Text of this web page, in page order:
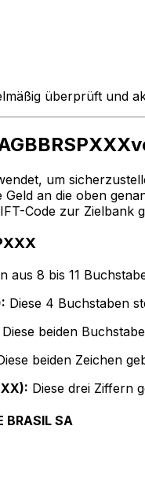
überprüft und
um
Geld an die oben
Code zur Zielbank
aus 8 bis 11
Diese 4 Buchstaben
Diese beiden
beiden Zeichen
Diese drei Ziffern
BRASIL SA